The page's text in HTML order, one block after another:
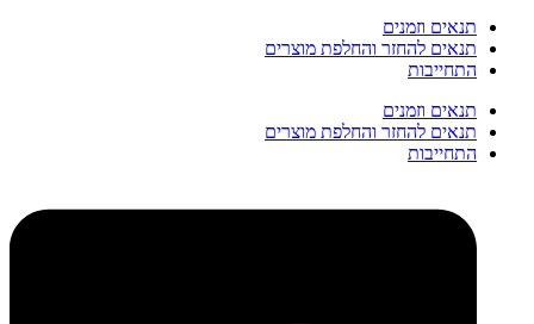
תנאים וזמנים
תנאים להחזר והחלפת מוצרים
התחייבות
תנאים וזמנים
תנאים להחזר והחלפת מוצרים
התחייבות